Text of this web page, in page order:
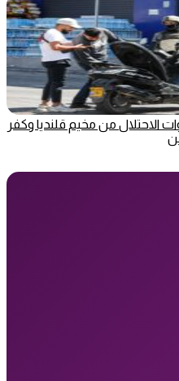
من مخيم قلنديا وكفر